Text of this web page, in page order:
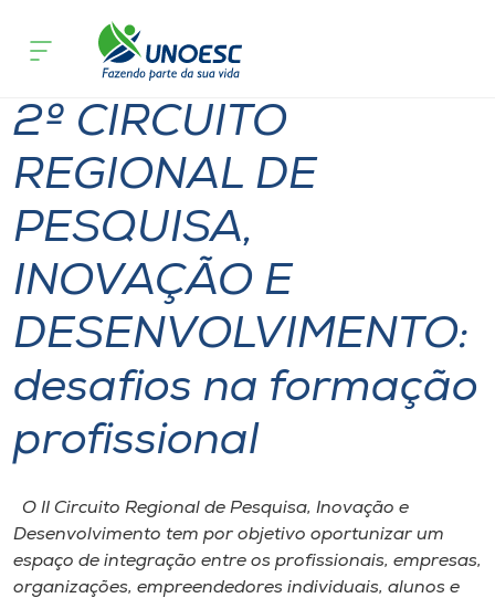
Cursos
Onde estamos
Pesquisa
Atendimento ao Estudante
Portal de Ensino
A
I.nova
acontece
2º CIRCUITO
REGIONAL DE
PESQUISA,
INOVAÇÃO E
DESENVOLVIMENTO:
desafios na formação
profissional
O II Circuito Regional de Pesquisa, Inovação e
Desenvolvimento tem por objetivo oportunizar um
espaço de integração entre os profissionais, empresas,
organizações, empreendedores individuais, alunos e